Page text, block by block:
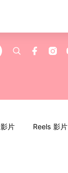
影片 Reels 影片